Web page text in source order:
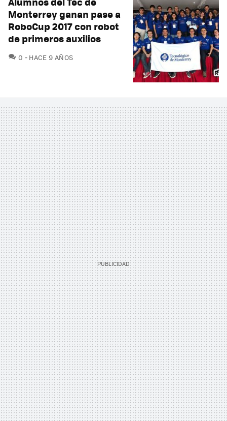
Monterrey ganan pase a
RoboCup 2017 con robot
de primeros auxilios
0 COMENTARIOS
HACE 9 AÑOS